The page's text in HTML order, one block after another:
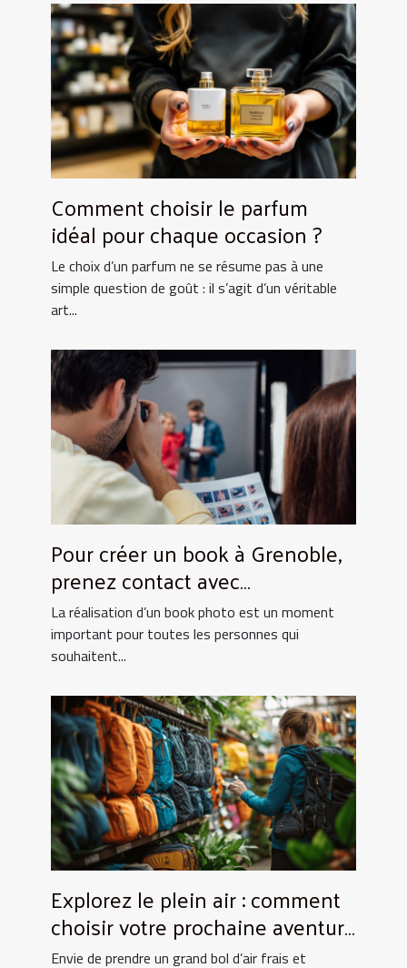
Comment choisir le parfum
idéal pour chaque occasion ?
Le choix d’un parfum ne se résume pas à une
simple question de goût : il s’agit d’un véritable
art...
Pour créer un book à Grenoble,
prenez contact avec
UtopikPhoto !
La réalisation d’un book photo est un moment
important pour toutes les personnes qui
souhaitent...
Explorez le plein air : comment
choisir votre prochaine aventure
nature ?
Envie de prendre un grand bol d’air frais et